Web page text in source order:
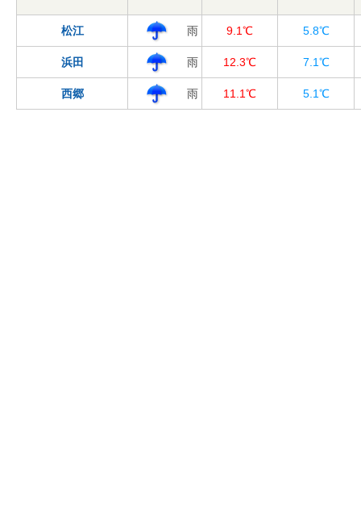
松江 雨 9.1℃ 5.8℃
浜田 雨 12.3℃ 7.1℃
西郷 雨 11.1℃ 5.1℃